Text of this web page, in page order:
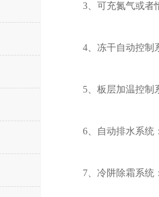
3、可充氮气或者
4、冻干自动控制系
5、板层加温控制系
6、自动排水系统：
7、冷阱除霜系统：